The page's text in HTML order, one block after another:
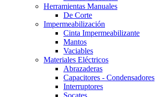
Herramientas Manuales
De Corte
Impermeabilización
Cinta Impermeabilizante
Mantos
Vaciables
Materiales Eléctricos
Abrazaderas
Capacitores - Condensadores
Interruptores
Socates